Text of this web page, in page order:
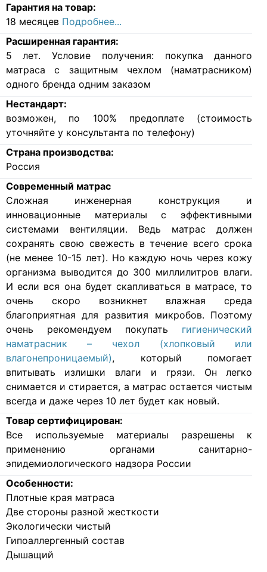
Гарантия на товар:
18 месяцев Подробнее...
Расширенная гарантия:
5 лет. Условие получения: покупка данного
матраса с защитным чехлом (наматрасником)
одного бренда одним заказом
Нестандарт:
возможен, по 100% предоплате (стоимость
уточняйте у консультанта по телефону)
Страна производства:
Россия
Современный матрас
Cложная инженерная конструкция и
инновационные материалы с эффективными
системами вентиляции. Ведь матрас должен
сохранять свою свежесть в течение всего срока
(не менее 10-15 лет). Но каждую ночь через кожу
организма выводится до 300 миллилитров влаги.
И если вся она будет скапливаться в матрасе, то
очень скоро возникнет влажная среда
благоприятная для развития микробов. Поэтому
очень рекомендуем покупать гигиенический
наматрасник – чехол (хлопковый или
влагонепроницаемый), который помогает
впитывать излишки влаги и грязи. Он легко
снимается и стирается, а матрас остается чистым
всегда и даже через 10 лет будет как новый.
Товар сертифицирован:
Все используемые материалы разрешены к
применению органами санитарно-
эпидемиологического надзора России
Особенности:
Плотные края матраса
Две стороны разной жесткости
Экологически чистый
Гипоаллергенный состав
Дышащий